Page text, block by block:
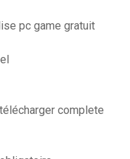
pc game gratuit
complete